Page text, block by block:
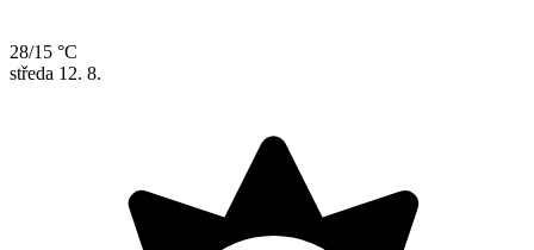
28/15 °C
středa 12. 8.